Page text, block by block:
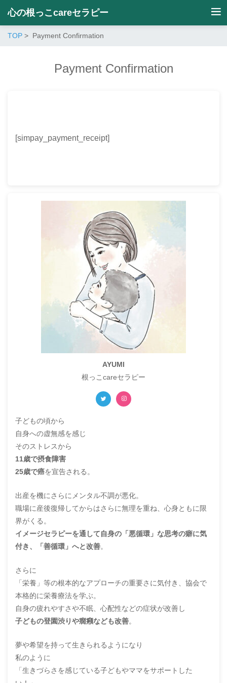
心の根っこcareセラピー
TOP Payment Confirmation
Payment Confirmation
[simpay_payment_receipt]
AYUMI
根っこcareセラピー
子どもの頃から
自身への虚無感を感じ
そのストレスから
11歳で摂食障害
25歳で癌を宣告される。
出産を機にさらにメンタル不調が悪化。
職場に産後復帰してからはさらに無理を重ね、心身ともに限
界がくる。
イメージセラピーを通して自身の「悪循環」な思考の癖に気
付き、「善循環」へと改善。
さらに
「栄養」等の根本的なアプローチの重要さに気付き、協会で
本格的に栄養療法を学ぶ。
自身の疲れやすさや不眠、心配性などの症状が改善し
子どもの登園渋りや癇癪なども改善。
夢や希望を持って生きられるようになり
私のように
「生きづらさを感じている子どもやママをサポートした